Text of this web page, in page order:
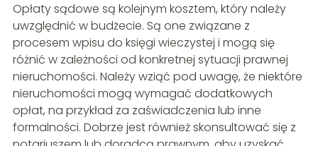
Opłaty sądowe są kolejnym kosztem, który należy
uwzględnić w budżecie. Są one związane z
procesem wpisu do księgi wieczystej i mogą się
różnić w zależności od konkretnej sytuacji prawnej
nieruchomości. Należy wziąć pod uwagę, że niektóre
nieruchomości mogą wymagać dodatkowych
opłat, na przykład za zaświadczenia lub inne
formalności. Dobrze jest również skonsultować się z